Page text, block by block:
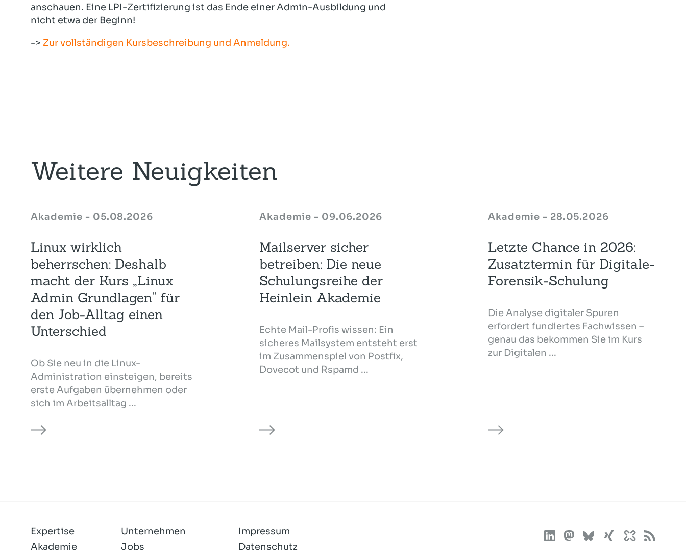
anschauen. Eine LPI-Zertifizierung ist das Ende einer Admin-Ausbildung und
nicht etwa der Beginn!
-> Zur vollständigen Kursbeschreibung und Anmeldung.
Weitere Neuigkeiten
Akademie - 05.08.2026
Linux wirklich
beherrschen: Deshalb
macht der Kurs „Linux
Admin Grundlagen“ für
den Job-Alltag einen
Unterschied
Ob Sie neu in die Linux-
Administration einsteigen, bereits
erste Aufgaben übernehmen oder
sich im Arbeitsalltag ...
Akademie - 09.06.2026
Mailserver sicher
betreiben: Die neue
Schulungsreihe der
Heinlein Akademie
Echte Mail-Profis wissen: Ein
sicheres Mailsystem entsteht erst
im Zusammenspiel von Postfix,
Dovecot und Rspamd ...
Akademie - 28.05.2026
Letzte Chance in 2026:
Zusatztermin für Digitale-
Forensik-Schulung
Die Analyse digitaler Spuren
erfordert fundiertes Fachwissen –
genau das bekommen Sie im Kurs
zur Digitalen ...
Expertise
Akademie
Unternehmen
Jobs
Impressum
Datenschutz